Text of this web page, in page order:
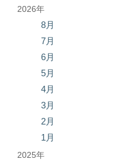
2026年
8月
7月
6月
5月
4月
3月
2月
1月
2025年